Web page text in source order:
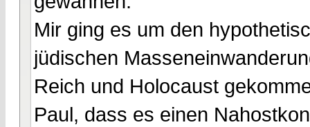
Mir ging es um den
jüdischen
Reich und Holocaust
Paul, dass es einen